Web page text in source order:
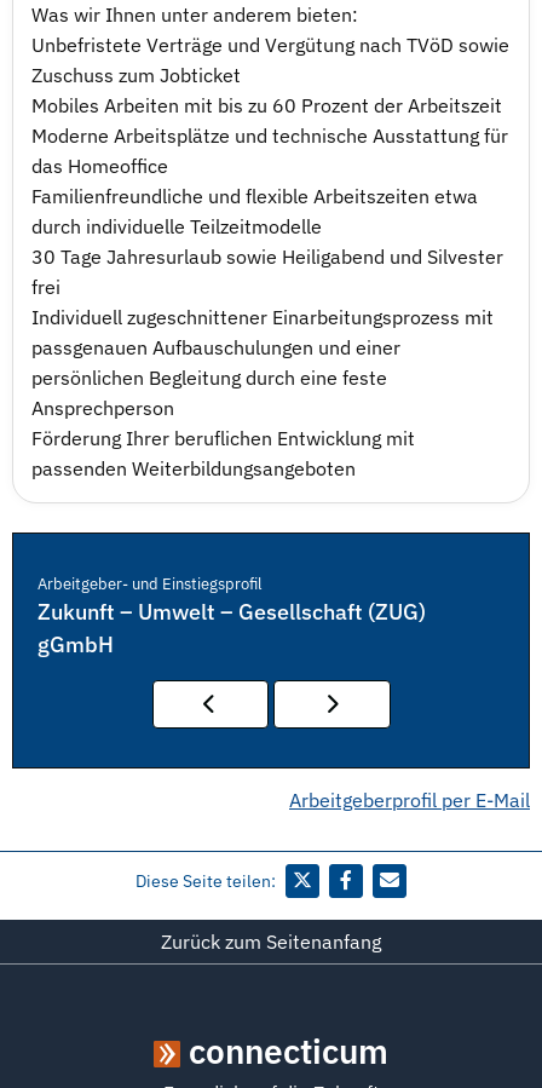
Was wir Ihnen unter anderem bieten:
Unbefristete Verträge und Vergütung nach TVöD sowie
Zuschuss zum Jobticket
Mobiles Arbeiten mit bis zu 60 Prozent der Arbeitszeit
Moderne Arbeitsplätze und technische Ausstattung für
das Homeoffice
Familienfreundliche und flexible Arbeitszeiten etwa
durch individuelle Teilzeitmodelle
30 Tage Jahresurlaub sowie Heiligabend und Silvester
frei
Individuell zugeschnittener Einarbeitungsprozess mit
passgenauen Aufbauschulungen und einer
persönlichen Begleitung durch eine feste
Ansprechperson
Förderung Ihrer beruflichen Entwicklung mit
passenden Weiterbildungsangeboten
Arbeitgeber- und Einstiegsprofil
Zukunft – Umwelt – Gesellschaft (ZUG)
gGmbH
Arbeitgeberprofil per E-Mail
Diese Seite teilen:
Zurück zum Seitenanfang
connecticum